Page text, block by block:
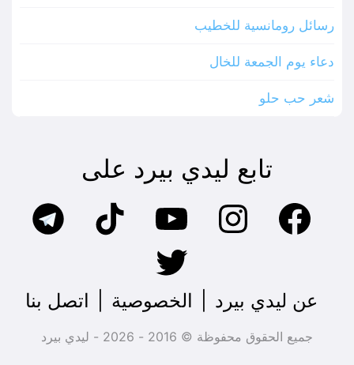
رسائل رومانسية للخطيب
دعاء يوم الجمعة للخال
شعر حب حلو
تابع ليدي بيرد على
عن ليدي بيرد الخصوصية اتصل بنا
جميع الحقوق محفوظة © 2016 - 2026 - ليدي بيرد